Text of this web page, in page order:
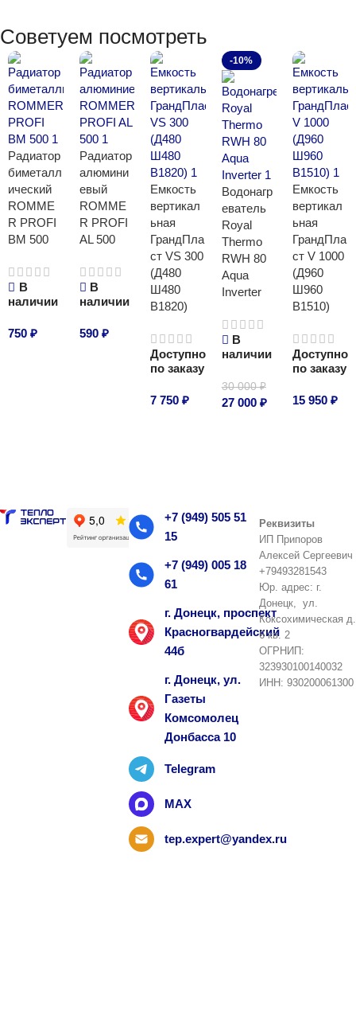
Советуем посмотреть
Радиатор
биметалл
ический
ROMME
R PROFI
BM 500
В
наличии
750 ₽
Радиатор
алюмини
евый
ROMME
R PROFI
AL 500
В
наличии
590 ₽
Емкость
вертикал
ьная
ГрандПла
ст VS 300
(Д480
Ш480
В1820)
Доступно
по заказу
7 750₽
-10%
Водонагр
еватель
Royal
Thermo
RWH 80
Aqua
Inverter
В
наличии
30 000₽
27 000 ₽
Емкость
вертикал
ьная
ГрандПла
ст V 1000
(Д960
Ш960
В1510)
Доступно
по заказу
15 950₽
+7 (949) 505 51
15
+7 (949) 005 18
61
г. Донецк, проспект
Красногвардейский
44б
г. Донецк, ул.
Газеты
Комсомолец
Донбасса 10
Telegram
MAX
tep.expert@yandex.ru
Реквизиты
ИП Припоров
Алексей Сергеевич
+79493281543
Юр. адрес: г.
Донецк, ул.
Коксохимическая д.
6 кв. 2
ОГРНИП:
323930100140032
ИНН: 930200061300